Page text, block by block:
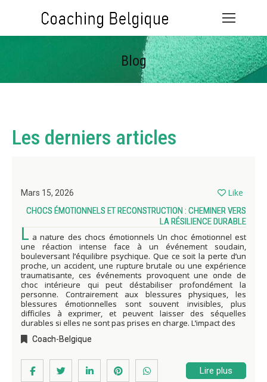
Blog
Vous êtes ici :
Les derniers articles
Mars 15, 2026 Like
CHOCS ÉMOTIONNELS ET RECONSTRUCTION : CHEMINER VERS
LA RÉSILIENCE DURABLE
L a nature des chocs émotionnels Un choc émotionnel est
une réaction intense face à un événement soudain,
bouleversant l’équilibre psychique. Que ce soit la perte d’un
proche, un accident, une rupture brutale ou une expérience
traumatisante, ces événements provoquent une onde de
choc intérieure qui peut déstabiliser profondément la
personne. Contrairement aux blessures physiques, les
blessures émotionnelles sont souvent invisibles, plus
difficiles à exprimer, et peuvent laisser des séquelles
durables si elles ne sont pas prises en charge. L’impact des
Coach-Belgique
Lire plus